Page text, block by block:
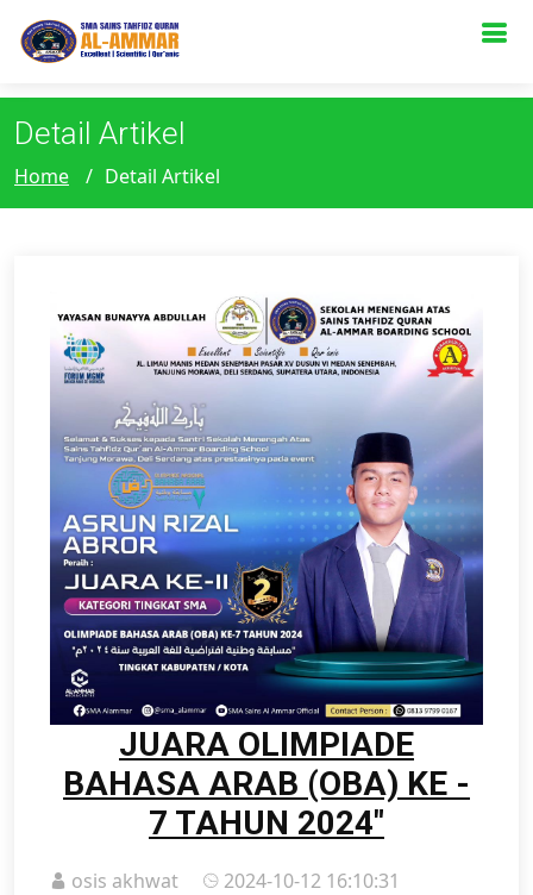
Detail Artikel
Home Detail Artikel
JUARA OLIMPIADE
BAHASA ARAB (OBA) KE -
7 TAHUN 2024"
osis akhwat
2024-10-12 16:10:31